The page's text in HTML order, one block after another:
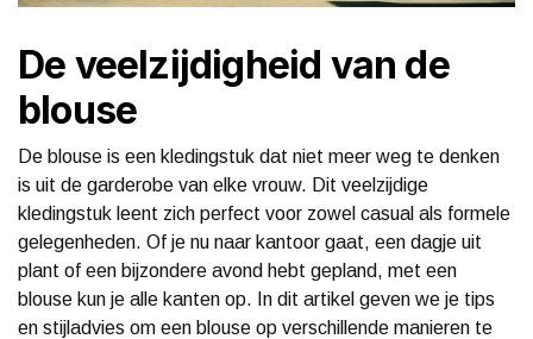
De veelzijdigheid van de
blouse
De blouse is een kledingstuk dat niet meer weg te denken
is uit de garderobe van elke vrouw. Dit veelzijdige
kledingstuk leent zich perfect voor zowel casual als formele
gelegenheden. Of je nu naar kantoor gaat, een dagje uit
plant of een bijzondere avond hebt gepland, met een
blouse kun je alle kanten op. In dit artikel geven we je tips
en stijladvies om een blouse op verschillende manieren te